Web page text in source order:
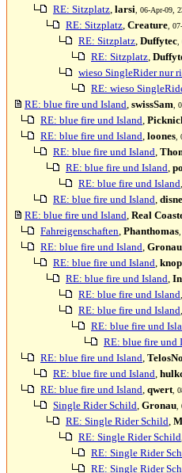
RE: Sitzplatz, larsi , 06-Apr-09,
RE: Sitzplatz, Creature ,
RE: Sitzplatz, Duffytec
RE: Sitzplatz,
wieso SingleRider nur
RE: wieso
RE: blue fire und Island, swissSam ,
RE: blue fire und Island,
RE: blue fire und Island, loones
RE: blue fire und Island,
RE: blue fire und Island,
RE: blue fire und Island,
RE: blue fire und Island,
RE: blue fire und Island, Real
Fahreigenschaften, Phanthomas
RE: blue fire und Island, Gronau
RE: blue fire und Island,
RE: blue fire und Island,
RE: blue fire und Island,
RE: blue fire und Island,
RE: blue fire und
RE: blue fire und
RE: blue fire und Island,
RE: blue fire und Island,
RE: blue fire und Island, qwert ,
Single Rider Schild, Gronau
RE: Single Rider Schild,
RE: Single Rider Schild
RE: Single Rider
RE: Single Rider